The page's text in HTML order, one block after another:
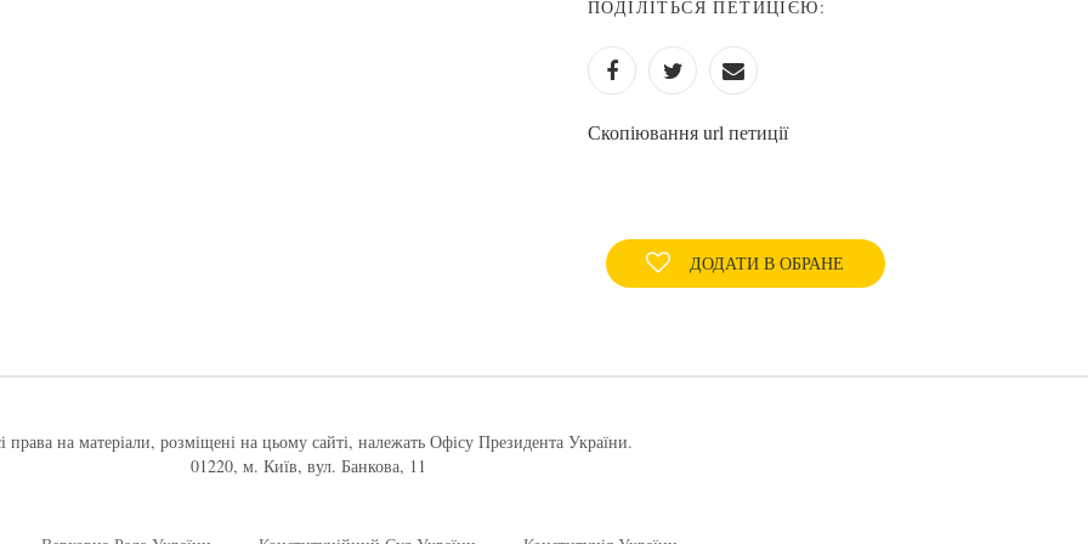
ПОДІЛІТЬСЯ ПЕТИЦІЄЮ:
Скопіювання url петиції
ДОДАТИ В ОБРАНЕ
права на матеріали, розміщені на цьому сайті, належать Офісу Президента України.
01220, м. Київ, вул. Банкова, 11